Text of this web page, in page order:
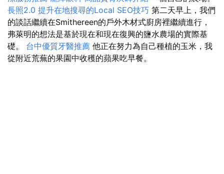
長照2.0 提升在地搜尋的Local SEO技巧 第二天早上，我們
的談話繼續在Smithereen的戶外木材式廚房裡繼續進行，
弗萊明的想法是基於現在和現在復興的鹽水農場的實際基
礎。 台中優質牙醫推薦 他正在努力為自己種植的玉米，我
從附近荒蕪的果園中收穫的蘋果吃早餐。